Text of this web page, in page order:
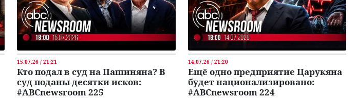
15.07.26 / 21:21
Кто подал в суд на Пашиняна? В
суд поданы десятки исков:
#ABCnewsroom 225
14.07.26 / 21:20
Ещё одно предприятие Царукяна
будет национализировано:
#ABCnewsroom 224